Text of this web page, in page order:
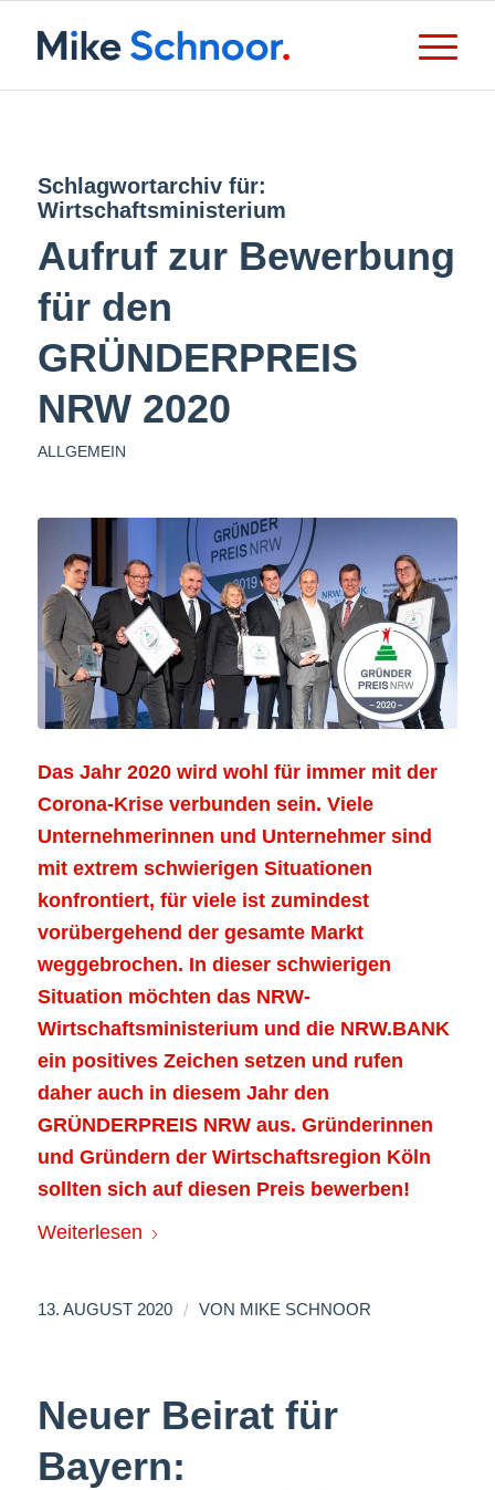
Schlagwortarchiv für:
Wirtschaftsministerium
Aufruf zur Bewerbung
für den
GRÜNDERPREIS
NRW 2020
ALLGEMEIN
Das Jahr 2020 wird wohl für immer mit der
Corona-Krise verbunden sein. Viele
Unternehmerinnen und Unternehmer sind
mit extrem schwierigen Situationen
konfrontiert, für viele ist zumindest
vorübergehend der gesamte Markt
weggebrochen. In dieser schwierigen
Situation möchten das NRW-
Wirtschaftsministerium und die NRW.BANK
ein positives Zeichen setzen und rufen
daher auch in diesem Jahr den
GRÜNDERPREIS NRW aus. Gründerinnen
und Gründern der Wirtschaftsregion Köln
sollten sich auf diesen Preis bewerben!
Weiterlesen
13. AUGUST 2020 / VON MIKE SCHNOOR
Neuer Beirat für
Bayern: